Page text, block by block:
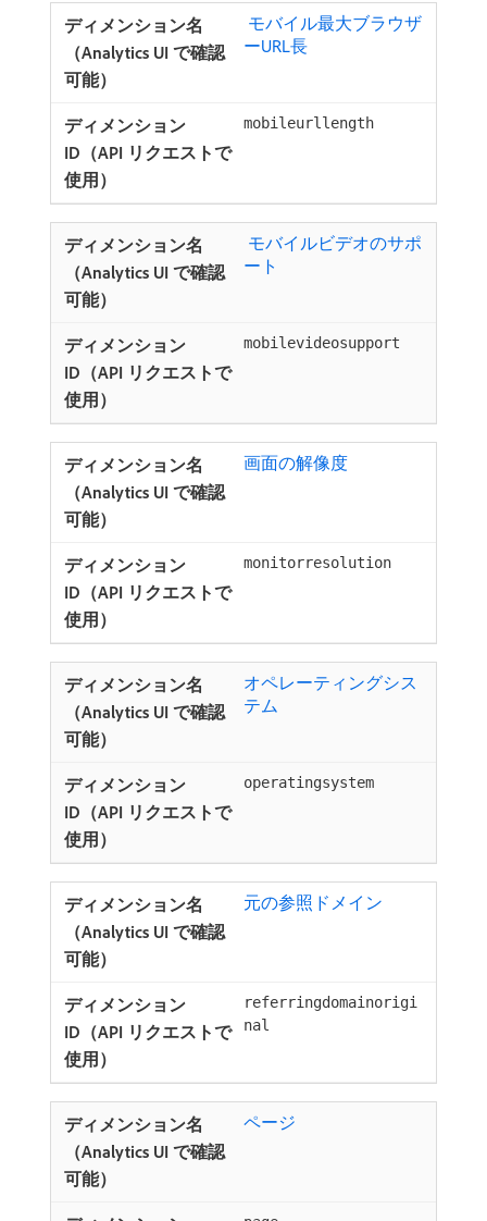
​ モバイル最大ブラウザ
ーURL長
mobileurllength
​ モバイルビデオのサポ
ート ​
mobilevideosupport
画面の解像度
monitorresolution
オペレーティングシス
テム
operatingsystem
元の参照ドメイン ​
referringdomainorigi
nal
ページ